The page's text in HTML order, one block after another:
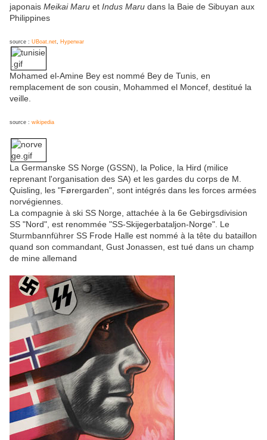
japonais Meikai Maru et Indus Maru dans la Baie de Sibuyan aux
Philippines
source : UBoat.net Hyperwar
Mohamed el-Amine Bey est nommé Bey de Tunis, en
remplacement de son cousin, Mohammed el Moncef, destitué la
veille.
source : wikipedia
La Germanske SS Norge (GSSN), la Police, la Hird (milice
reprenant l'organisation des SA) et les gardes du corps de M.
Quisling, les "Førergarden", sont intégrés dans les forces armées
norvégiennes.
La compagnie à ski SS Norge, attachée à la 6e Gebirgsdivision
SS "Nord", est renommée "SS-Skijegerbataljon-Norge". Le
Sturmbannführer SS Frode Halle est nommé à la tête du bataillon
quand son commandant, Gust Jonassen, est tué dans un champ
de mine allemand